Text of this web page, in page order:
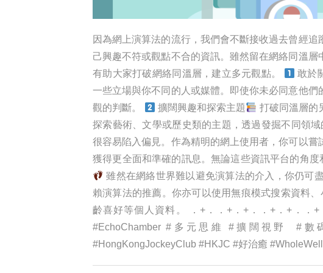
因為網上演算法的流行，我們會不斷接收過去曾經
己興趣不符或觀點不合的資訊。雖然留在網絡同溫
有助大家打破網絡同溫層，建立多元觀點。
敢於
一些立場與你不同的人或媒體。即使你未必同意他
觀的判斷。
擴闊興趣和探索主題
打破同溫層的
探索藝術、文學或歷史類的主題，透過發掘不同領
很容易陷入偏見。作為精明的網上使用者，你可以
獲得更全面和準確的訊息。無論這些資訊平台的角
雖然在網絡世界難以避免演算法的介入，你仍可
賴演算法的推薦。你亦可以使用無痕模式搜索資料
齡喜好等個人資料。 ．+．．+．+．．+．+．．
#EchoChamber #多元思維 #擴闊視野 #數碼
#HongKongJockeyClub #HKJC #好治癒